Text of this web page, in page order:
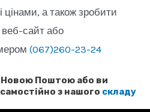
цінами, а також зробити
сайт або
(067)260-23-24
Поштою або ви
з нашого складу